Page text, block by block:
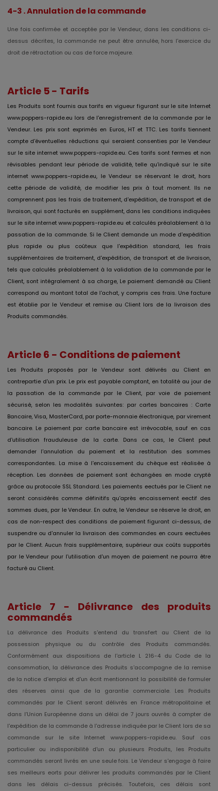
4-3 . Annulation de la commande
Une fois confirmée et acceptée par le Vendeur, dans les conditions ci-
dessus décrites, la commande ne peut être annulée, hors l'exercice du
droit de rétractation ou cas de force majeure.
Article 5 - Tarifs
Les Produits sont fournis aux tarifs en vigueur figurant sur le site Internet
www.poppers-rapide.eu lors de l'enregistrement de la commande par le
Vendeur. Les prix sont exprimés en Euros, HT et TTC. Les tarifs tiennent
compte d'éventuelles réductions qui seraient consenties par le Vendeur
sur le site internet www.poppers-rapide.eu. Ces tarifs sont fermes et non
révisables pendant leur période de validité, telle qu'indiqué sur le site
internet www.poppers-rapide.eu, le Vendeur se réservant le droit, hors
cette période de validité, de modifier les prix à tout moment. Ils ne
comprennent pas les frais de traitement, d'expédition, de transport et de
livraison, qui sont facturés en supplément, dans les conditions indiquées
sur le site internet www.poppers-rapide.eu et calculés préalablement à la
passation de la commande. Si le Client demande un mode d'expédition
plus rapide ou plus coûteux que l'expédition standard, les frais
supplémentaires de traitement, d'expédition, de transport et de livraison,
tels que calculés préalablement à la validation de la commande par le
Client, sont intégralement à sa charge, Le paiement demandé au Client
correspond au montant total de l'achat, y compris ces frais. Une facture
est établie par le Vendeur et remise au Client lors de la livraison des
Produits commandés.
Article 6 - Conditions de paiement
Les Produits proposés par le Vendeur sont délivrés au Client en
contrepartie d'un prix. Le prix est payable comptant, en totalité au jour de
la passation de la commande par le Client, par voie de paiement
sécurisé, selon les modalités suivantes: par cartes bancaires : Carte
Bancaire, Visa, MasterCard, par porte-monnaie électronique, par virement
bancaire. Le paiement par carte bancaire est irrévocable, sauf en cas
d'utilisation frauduleuse de la carte. Dans ce cas, le Client peut
demander l'annulation du paiement et la restitution des sommes
correspondantes. La mise à l'encaissement du chèque est réalisée à
réception. Les données de paiement sont échangées en mode crypté
grâce au protocole SSL Standard. Les paiements eectués par le Client ne
seront considérés comme définitifs qu'après encaissement eectif des
sommes dues, par le Vendeur. En outre, le Vendeur se réserve le droit, en
cas de non-respect des conditions de paiement figurant ci-dessus, de
suspendre ou d'annuler la livraison des commandes en cours eectuées
par le Client. Aucun frais supplémentaire, supérieur aux coûts supportés
par le Vendeur pour l'utilisation d'un moyen de paiement ne pourra être
facturé au Client.
Article 7 - Délivrance des produits
commandés
La délivrance des Produits s'entend du transfert au Client de la
possession physique ou du contrôle des Produits commandés.
Conformément aux dispositions de l'article L 216-4 du Code de la
consommation, la délivrance des Produits s'accompagne de la remise
de la notice d'emploi et d'un écrit mentionnant la possibilité de formuler
des réserves ainsi que de la garantie commerciale. Les Produits
commandés par le Client seront délivrés en France métropolitaine et
dans l’Union Européenne dans un délai de 7 jours ouvrés à compter de
l'expédition de la commande à l'adresse indiquée par le Client lors de sa
commande sur le site Internet www.poppers-rapide.eu. Sauf cas
particulier ou indisponibilité d'un ou plusieurs Produits, les Produits
commandés seront livrés en une seule fois. Le Vendeur s'engage à faire
ses meilleurs eorts pour délivrer les produits commandés par le Client
dans les délais ci-dessus précisés. Toutefois, ces délais sont